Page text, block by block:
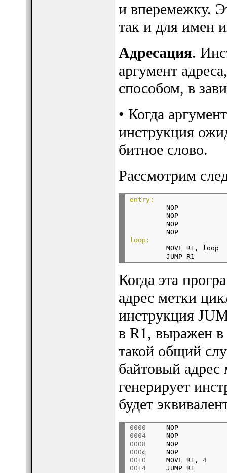
и вперемежку.
так и для имен
Адресация.
аргумент
способом, в
• Когда
инструкция
битное слово.
Рассмотрим
entry:
NOP
         NOP
         NOP
         NOP
loop:
MOVE R1, loop
Когда эта
адрес метки
инструкция
в R1, выражен в
такой общий
байтовый адрес
генерирует
будет
0000
     NOP
0004
     NOP
0008
     NOP
000c     NOP
0010
     MOVE R1,
4
0014